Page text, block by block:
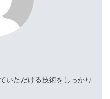
いただける技術をしっかり